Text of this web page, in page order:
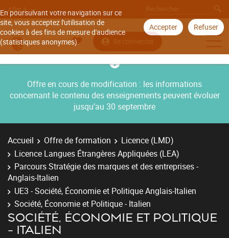
En poursuivant votre navigation sur ce
site, vous acceptez l'utilisation de
cookies à des fins de mesure d'audience
(statistiques anonymes).
Accepter Refuser
Aller à
Se connecter
Offre en cours de modification : les informations
concernant le contenu des enseignements peuvent évoluer
jusqu’au 30 septembre
Accueil Offre de formation
Licence (LMD)
Licence Langues Étrangères Appliquées (LEA)
Parcours Stratégie des marques et des entreprises -
Anglais-Italien
UE3 - Société, Économie et Politique Anglais-Italien
Société, Économie et Politique - Italien
SOCIÉTÉ, ÉCONOMIE ET POLITIQUE
- ITALIEN